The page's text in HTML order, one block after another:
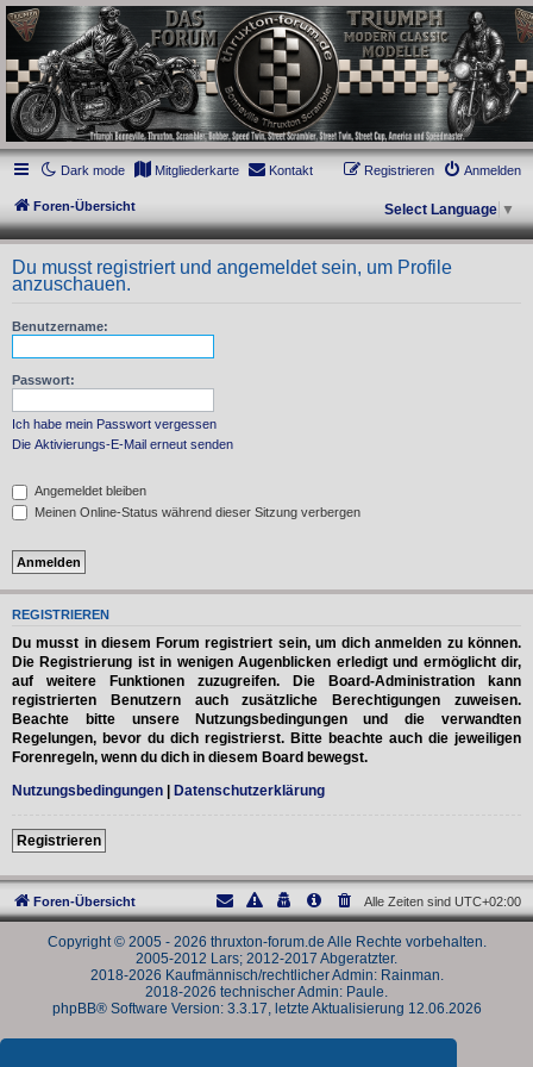
thruxton-forum.de
DAS FORUM! Alles rund um die Triumph Modern Classic Modelle. Das Forum für
die New Bonneville Baureihen ab BJ 2001. Triumph Bonneville, Thruxton,
Scrambler, Bobber, Speed Twin, Street Scrambler, Street Twin, Street Cup, America
und Speedmaster.
Dark mode
Mitgliederkarte Kontakt Anmelden
Registrieren
Foren-Übersicht Select Language ▼
Du musst registriert und angemeldet sein, um Profile
anzuschauen.
Benutzername:
Passwort:
Ich habe mein Passwort vergessen
Die Aktivierungs-E-Mail erneut senden
Angemeldet bleiben
Meinen Online-Status während dieser Sitzung verbergen
REGISTRIEREN
Du musst in diesem Forum registriert sein, um dich anmelden zu können.
Die Registrierung ist in wenigen Augenblicken erledigt und ermöglicht dir,
auf weitere Funktionen zuzugreifen. Die Board-Administration kann
registrierten Benutzern auch zusätzliche Berechtigungen zuweisen.
Beachte bitte unsere Nutzungsbedingungen und die verwandten
Regelungen, bevor du dich registrierst. Bitte beachte auch die jeweiligen
Forenregeln, wenn du dich in diesem Board bewegst.
Nutzungsbedingungen | Datenschutzerklärung
Registrieren
Foren-Übersicht Alle Zeiten sind UTC+02:00
Copyright © 2005 - 2026 thruxton-forum.de Alle Rechte vorbehalten.
2005-2012 Lars; 2012-2017 Abgeratzter.
2018-2026 Kaufmännisch/rechtlicher Admin: Rainman.
2018-2026 technischer Admin: Paule.
phpBB® Software Version: 3.3.17, letzte Aktualisierung 12.06.2026